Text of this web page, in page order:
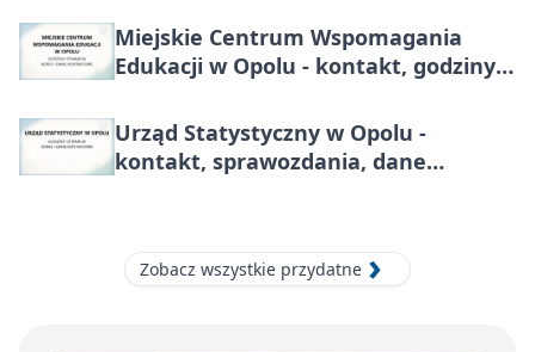
Miejskie Centrum Wspomagania
Edukacji w Opolu - kontakt, godziny,
Urząd Statystyczny w Opolu -
kontakt, sprawozdania, dane
Zobacz wszystkie przydatne